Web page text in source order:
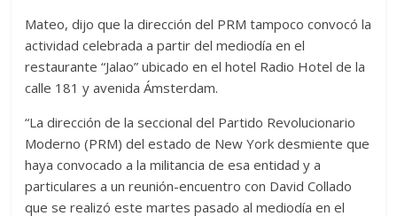
Mateo, dijo que la dirección del PRM tampoco convocó la
actividad celebrada a partir del mediodía en el
restaurante “Jalao” ubicado en el hotel Radio Hotel de la
calle 181 y avenida Ámsterdam.
“La dirección de la seccional del Partido Revolucionario
Moderno (PRM) del estado de New York desmiente que
haya convocado a la militancia de esa entidad y a
particulares a un reunión-encuentro con David Collado
que se realizó este martes pasado al mediodía en el